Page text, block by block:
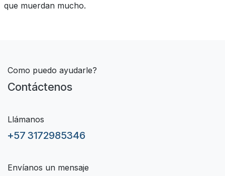
que muerdan mucho.
Como puedo ayudarle?
Contáctenos
Llámanos
+57 3172985346
Envíanos un mensaje